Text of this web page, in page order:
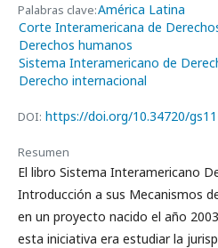
Palabras clave:América Latina
Corte Interamericana de
Derechos humanos
Sistema Interamericano de
Derecho internacional
DOI: https://doi.org/10.34720/
Resumen
El libro Sistema Interamericano
Introducción a sus Mecanismos
en un proyecto nacido el año
esta iniciativa era estudiar la